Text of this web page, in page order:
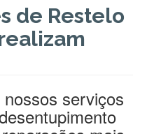
de Restelo
serviços